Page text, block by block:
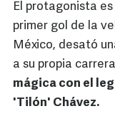
El protagonista es
primer gol de la
México, desató
a su propia carrera
mágica con el
'Tilón' Chávez.